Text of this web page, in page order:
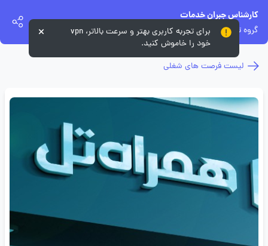
کارشناس جبران خدمات
گروه توسعه همراه تل
لیست فرصت های شغلی
برای تجربه کاربری بهتر و سرعت بالاتر، vpn
خود را خاموش کنید.